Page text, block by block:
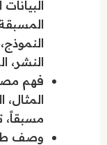
النشر،
فهم
مسبقاً،
وصف